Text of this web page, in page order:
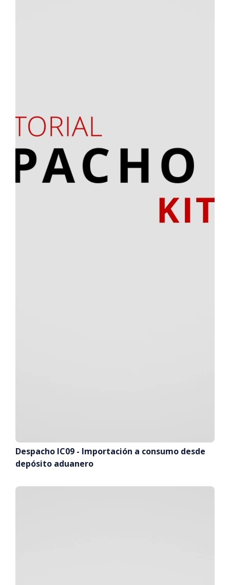
Despacho IC09 - Importación a consumo desde
depósito aduanero